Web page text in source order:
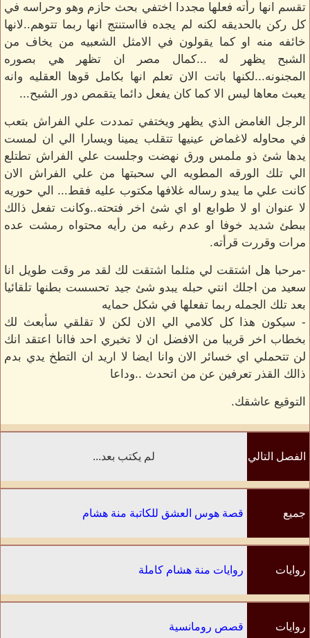
تقسم انها رأته فعلها مجددا اختفي بحث حازم وهو وحراسه في
كل ركن بالحديقه لكنه لم يجده فااستنتج انها ربما تتوهم..لانها
خائفه منه او كما يقولون في الامثل الشعبيه من يخاف من
الشبح يظهر له ...كمال مصر ان تظهر هي بصوره
المجنونه...لكنها باتت الان تعلم انها بكامل قوها العقليه وانه
يعبث معاها ليس الا كما كان يفعل دائما يتقمص دور الشبح...
الرجل الغامض الذي يظهر ويختفي تمددت علي الفراش بتعب
في محاوله لاغماض عينيها تتقلب يمينا ويسارا الي ان لمست
يدها شئ ذو ملمس ورق نهضت وجلست علي الفراش تطتلع
الي تلك الورقه المطويه الي سحبتها من علي الفراش الان
كانت علي ما يبدو رساله غلافها مكتوب عليه فقط... الي حوريه
لا عنوان او لا طوابع او اي شئ اخر فتحته..وكانت تفعل ذالك
ببطئ شديد خوفا او عدم رغبه من رأيه محتواه رمشت عده
مرات وقررت قرأته.
-مرحبا هل اشتقت لي مثلما اشتقت لك لقد مر وقت طويل انا
سعيد من اجلك انتي حبله يبدو شئ جيد تحسست بطنها تلقائيا
بعد تلك الجمله ربما تفعلها في شكل حمايه
- سيكون هذا كل كلامي الي الان لكن لا تقلقي سأبعث لك
بخطاب اخر قريبا من الافضل ان لا تخبري احد فاانا اعتقد انك
لن تتحملي اي خسائر الان وانا ايضا لا اريد ان التطخ يدي بدم
ذالك القذر تعرفين عن من اتحدث ..وداعا
التوقيع عاشقك.
الفصل التالي لم يكتب بعد...
جميع قصة هوس العشق للكاتبة منة هشام
روايات روايات منة هشام كاملة
روايات قصص رومانسية